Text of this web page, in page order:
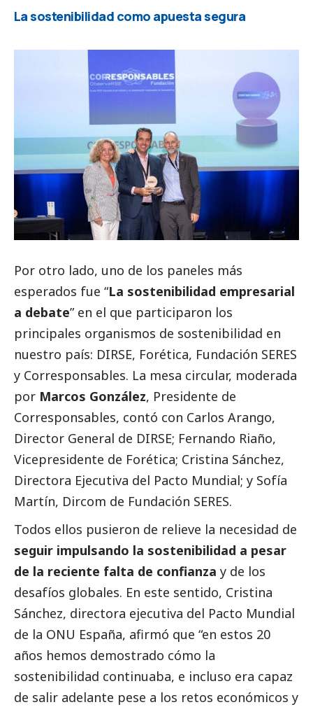
La sostenibilidad como apuesta segura
Por otro lado, uno de los paneles más
esperados fue “La sostenibilidad empresarial
a debate” en el que participaron los
principales organismos de sostenibilidad en
nuestro país: DIRSE, Forética, Fundación SERES
y Corresponsables. La mesa circular, moderada
por Marcos González, Presidente de
Corresponsables, contó con Carlos Arango,
Director General de DIRSE; Fernando Riaño,
Vicepresidente de Forética; Cristina Sánchez,
Directora Ejecutiva del Pacto Mundial; y Sofía
Martín, Dircom de Fundación SERES.
Todos ellos pusieron de relieve la necesidad de
seguir impulsando la sostenibilidad a pesar
de la reciente falta de confianza y de los
desafíos globales. En este sentido, Cristina
Sánchez, directora ejecutiva del Pacto Mundial
de la ONU España, afirmó que “en estos 20
años hemos demostrado cómo la
sostenibilidad continuaba, e incluso era capaz
de salir adelante pese a los retos económicos y